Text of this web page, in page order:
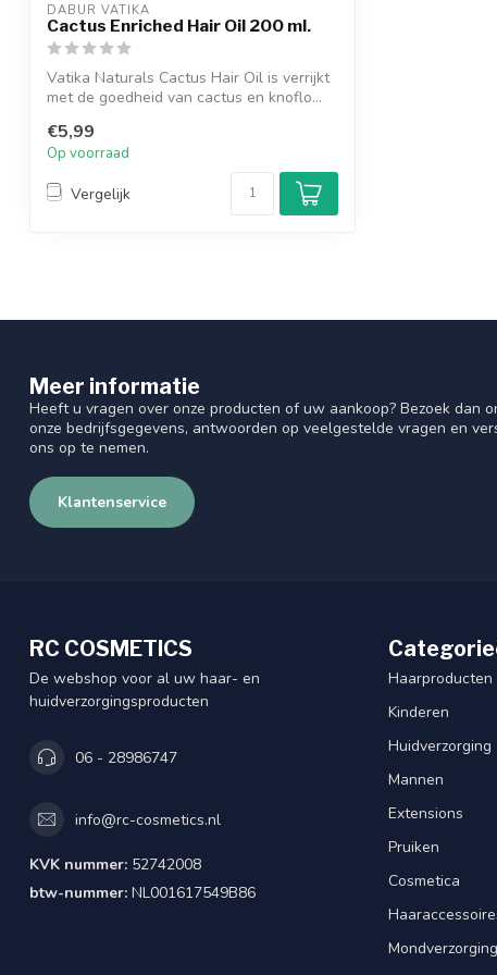
DABUR VATIKA
Cactus Enriched Hair Oil 200 ml.
Vatika Naturals Cactus Hair Oil is verrijkt
met de goedheid van cactus en knoflo...
€5,99
Op voorraad
Vergelijk
Meer informatie
Heeft u vragen over onze producten of uw aankoop? Bezoek dan
onze bedrijfsgegevens, antwoorden op veelgestelde vragen en
ons op te nemen.
Klantenservice
RC COSMETICS
De webshop voor al uw haar- en
huidverzorgingsproducten
06 - 28986747
info@rc-cosmetics.nl
KVK nummer: 52742008
btw-nummer: NL001617549B86
Haarproducten
Kinderen
Huidverzorging
Mannen
Extensions
Pruiken
Cosmetica
Mondverzorging